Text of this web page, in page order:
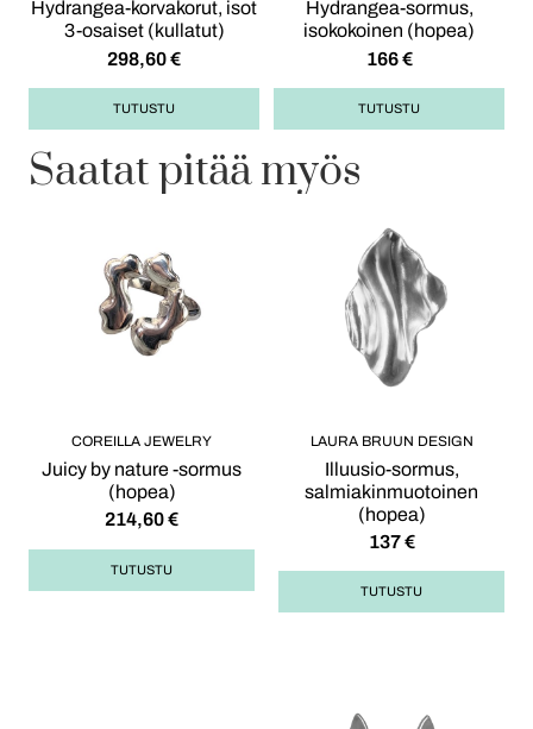
Hydrangea-korvakorut, isot
3-osaiset (kullatut)
298,60€
TUTUSTU
Hydrangea-sormus,
isokokoinen (hopea)
166€
TUTUSTU
Saatat pitää myös
COREILLA JEWELRY
Juicy by nature -sormus
(hopea)
214,60€
TUTUSTU
LAURA BRUUN DESIGN
Illuusio-sormus,
salmiakinmuotoinen
(hopea)
137€
TUTUSTU